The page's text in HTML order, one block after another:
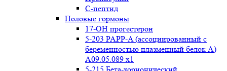
С-пептид
Половые гормоны
17-ОН прогестерон
5-203 PAPP-A (ассоциированный с
беременностью плазменный белок А)
А09.05.089 x1